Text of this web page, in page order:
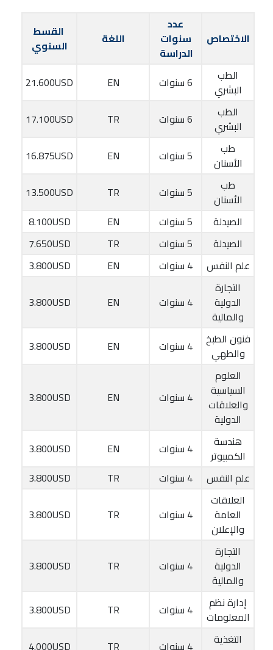
الاختصاص
عدد
سنوات
الدراسة
اللغة
القسط
السنوي
الطب
البشري
6 سنوات EN
21.600USD
الطب
البشري
6 سنوات TR
17.100USD
طب
الأسنان
5 سنوات EN
16.875USD
طب
الأسنان
5 سنوات TR
13.500USD
الصيدلة
5 سنوات EN
8.100USD
الصيدلة
5 سنوات TR
7.650USD
علم النفس
4 سنوات EN
3.800USD
التجارة
الدولية
والمالية
4 سنوات EN
3.800USD
فنون الطبخ
والطهي
4 سنوات EN
3.800USD
العلوم
السياسية
والعلاقات
الدولية
4 سنوات EN
3.800USD
هندسة
الكمبيوتر
4 سنوات EN
3.800USD
علم النفس
4 سنوات TR
3.800USD
العلاقات
العامة
والإعلان
4 سنوات TR
3.800USD
التجارة
الدولية
والمالية
4 سنوات TR
3.800USD
إدارة نظم
المعلومات
4 سنوات TR
3.800USD
التغذية
4 سنوات TR
4.000USD